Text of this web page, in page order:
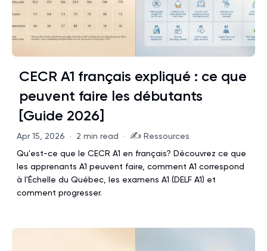
CECR A1 français expliqué : ce que
peuvent faire les débutants
[Guide 2026]
Apr 15, 2026 · 2 min read · ✍️ Ressources
Qu'est-ce que le CECR A1 en français? Découvrez ce que
les apprenants A1 peuvent faire, comment A1 correspond
à l'Échelle du Québec, les examens A1 (DELF A1) et
comment progresser.